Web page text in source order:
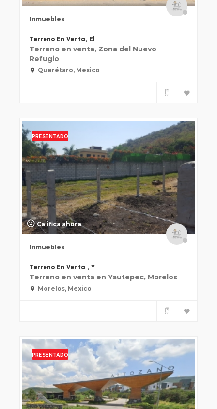
Inmuebles
Terreno En Venta, El
Terreno en venta, Zona del Nuevo
Refugio
Querétaro, Mexico
PRESENTADO
Califica ahora
Inmuebles
Terreno En Venta , Y
Terreno en venta en Yautepec, Morelos
Morelos, Mexico
PRESENTADO